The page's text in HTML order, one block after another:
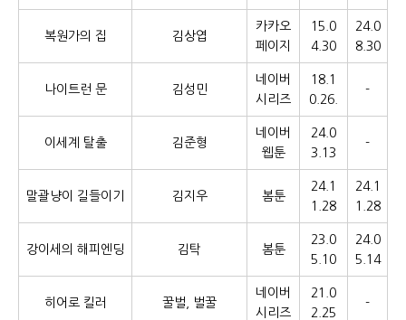
복원가의 집 김상엽
카카오
페이지
15.0
4.30
24.0
8.30
나이트런 문 김성민
네이버
시리즈
18.1
0.26.
-
이세계 탈출 김준형
네이버
웹툰
24.0
3.13
-
말괄냥이 길들이기 김지우 봄툰
24.1
1.28
24.1
1.28
강이세의 해피엔딩 김탁 봄툰
23.0
5.10
24.0
5.14
히어로 킬러 꿀벌, 벌꿀
네이버
시리즈
21.0
2.25
-